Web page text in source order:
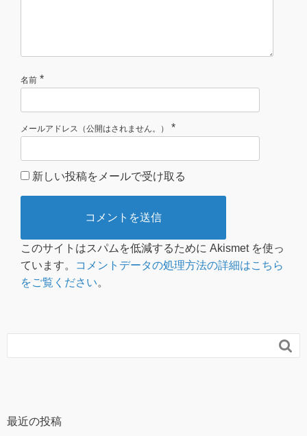
名前 *
メールアドレス（公開はされません。） *
新しい投稿をメールで受け取る
このサイトはスパムを低減するために Akismet を使っ
ています。
コメントデータの処理方法の詳細はこちら
をご覧ください。

最近の投稿